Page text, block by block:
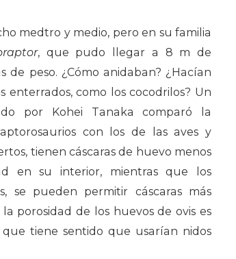
medtro y medio, pero en su familia
, que pudo llegar a 8 m de
peso. ¿Cómo anidaban? ¿Hacían
enterrados, como los cocodrilos? Un
por Kohei Tanaka comparó la
con los de las aves y
tienen cáscaras de huevo menos
en su interior, mientras que los
se pueden permitir cáscaras más
porosidad de los huevos de ovis es
tiene sentido que usarían nidos